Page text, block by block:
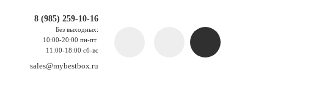
8 (985) 259-10-16
Без выходных:
10:00-20:00 пн-пт
11:00-18:00 сб-вс
sales@mybestbox.ru